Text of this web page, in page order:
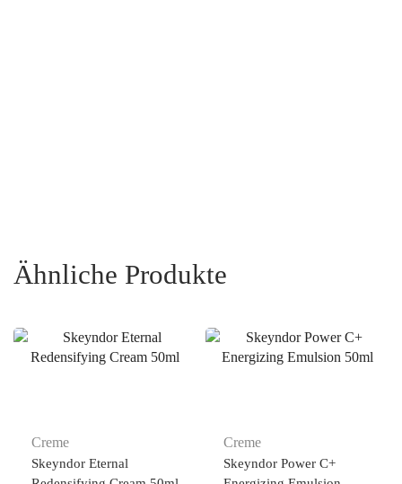
Ähnliche Produkte
Creme
Skeyndor Eternal
Creme
Skeyndor Power C+